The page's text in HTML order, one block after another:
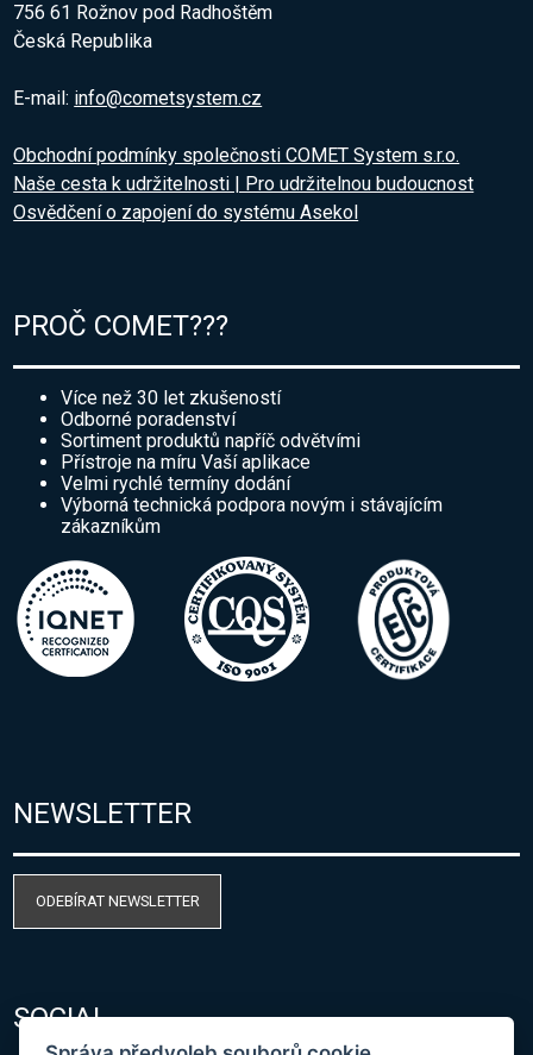
756 61 Rožnov pod Radhoštěm
Česká Republika
E-mail: info@cometsystem.cz
Obchodní podmínky společnosti COMET System s.r.o.
Naše cesta k udržitelnosti | Pro udržitelnou budoucnost
Osvědčení o zapojení do systému Asekol
PROČ COMET???
Více než 30 let zkušeností
Odborné poradenství
Sortiment produktů napříč odvětvími
Přístroje na míru Vaší aplikace
Velmi rychlé termíny dodání
Výborná technická podpora novým i stávajícím
zákazníkům
NEWSLETTER
ODEBÍRAT NEWSLETTER
SOCIAL